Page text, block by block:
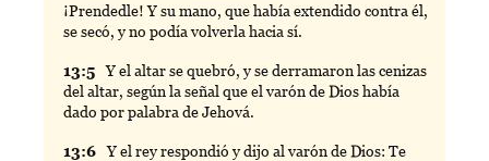
¡Prendedle! Y su mano, que había extendido contra él,
se secó, y no podía volverla hacia sí.
13:5 Yel altar se quebró, y se derramaron las cenizas
del altar, según la señal que el varón de Dios había
dado por palabra de Jehová.
13:6 Yel rey respondió y dijo al varón de Dios: Te